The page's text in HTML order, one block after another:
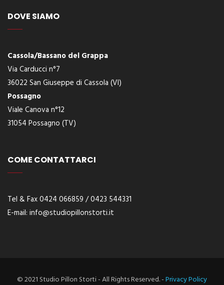
DOVE SIAMO
Cassola/Bassano del Grappa
Via Carducci n°7
36022 San Giuseppe di Cassola (VI)
Possagno
Viale Canova n°12
31054 Possagno (TV)
COME CONTATTARCI
Tel & Fax 0424 066859 / 0423 544331
E-mail: info@studiopillonstorti.it
© 2021 Studio Pillon Storti - All Rights Reserved. -Privacy Policy